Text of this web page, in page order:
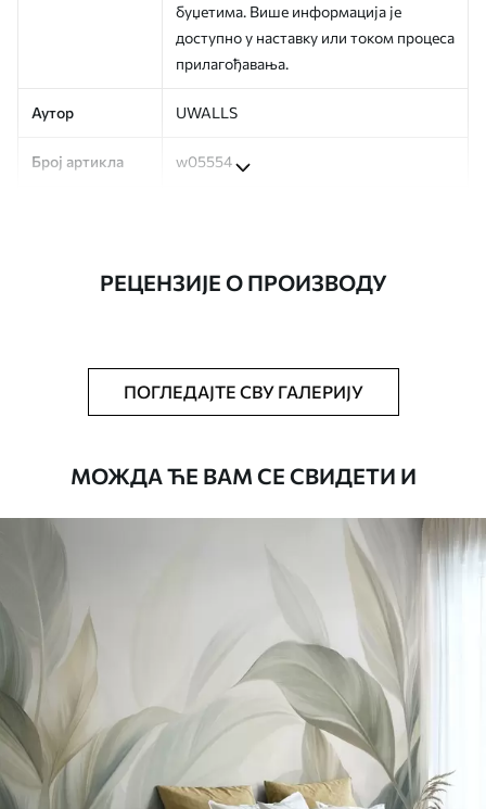
буџетима. Више информација је
доступно у наставку или током процеса
прилагођавања.
Аутор UWALLS
Број артикла w05554
Тапета се може нежно очистити меким
сунђером. Позадине са завршном
водом.
Стандард
4472 .42
Премиум
5525 .00 3315
РЕЦЕНЗИЈЕ О ПРОИЗВОДУ
ПОГЛЕДАЈТЕ СВУ ГАЛЕРИЈУ
МОЖДА ЋЕ ВАМ СЕ СВИДЕТИ И